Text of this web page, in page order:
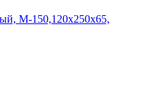
М-150,120x250x65,